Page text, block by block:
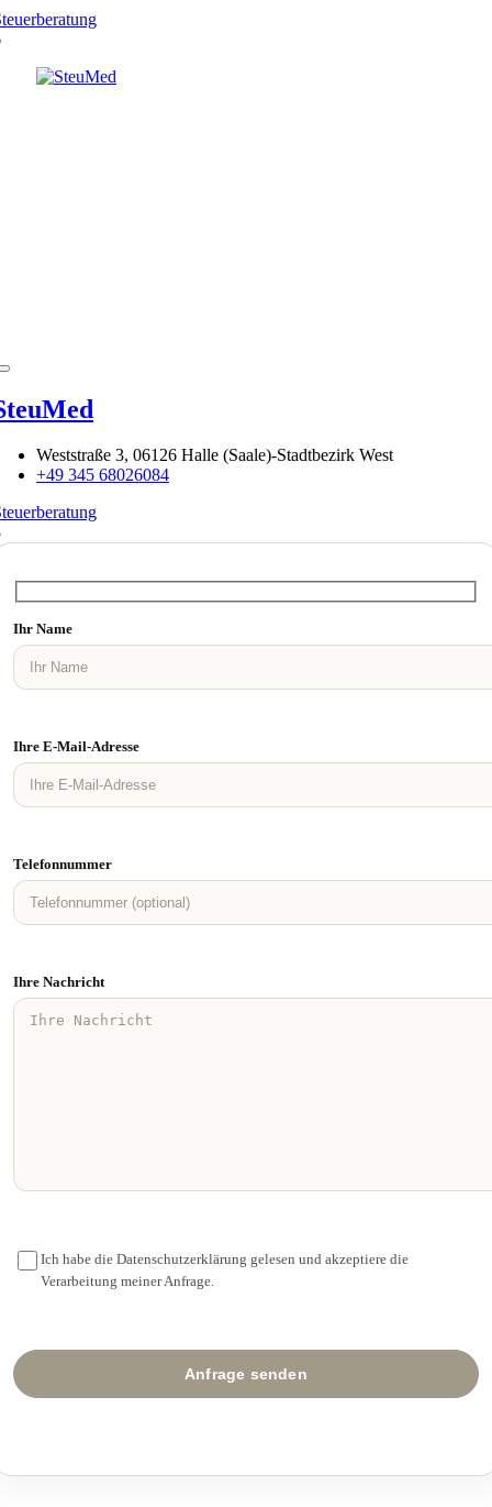
Weststraße 3, 06126 Halle (Saale)-Stadtbezirk West
+49 345 68026084
Ihr Name
Ihre E-Mail-Adresse
Telefonnummer
Ihre Nachricht
Ich habe die Datenschutzerklärung gelesen und akzeptiere die
Verarbeitung meiner Anfrage.